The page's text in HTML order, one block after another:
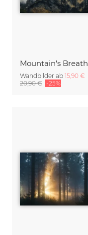
Mountain's Breath
Wandbilder ab 15,90 €
20,90 € -25%